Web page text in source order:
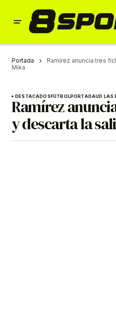
Portada
Ramírez anuncia tres
Mika
DESTACADOSFÚTBOLPORTADAUD LAS
Ramírez
y descarta la